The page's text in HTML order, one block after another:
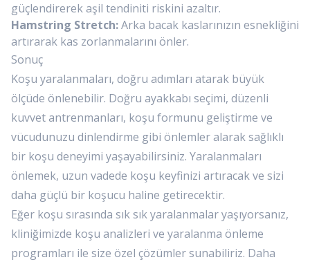
güçlendirerek aşil tendiniti riskini azaltır.
Hamstring Stretch:Arka bacak kaslarınızın esnekliğini
artırarak kas zorlanmalarını önler.
Sonuç
Koşu yaralanmaları, doğru adımları atarak büyük
ölçüde önlenebilir. Doğru ayakkabı seçimi, düzenli
kuvvet antrenmanları, koşu formunu geliştirme ve
vücudunuzu dinlendirme gibi önlemler alarak sağlıklı
bir koşu deneyimi yaşayabilirsiniz. Yaralanmaları
önlemek, uzun vadede koşu keyfinizi artıracak ve sizi
daha güçlü bir koşucu haline getirecektir.
Eğer koşu sırasında sık sık yaralanmalar yaşıyorsanız,
kliniğimizde koşu analizleri ve yaralanma önleme
programları ile size özel çözümler sunabiliriz. Daha